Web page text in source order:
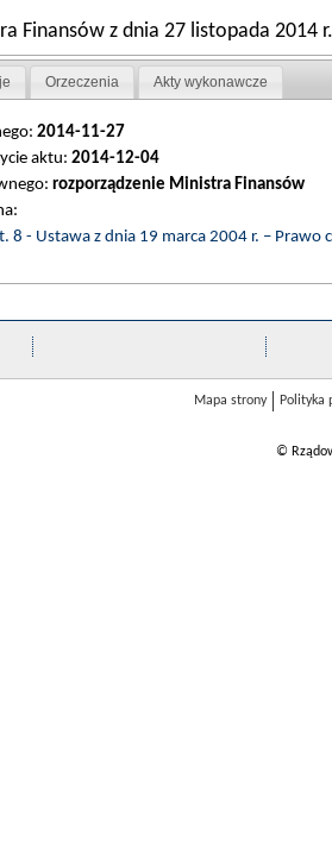
Finansów z dnia 27 listopada
Orzeczenia Akty wykonawcze
2014-11-27
aktu: 2014-12-04
rozporządzenie Ministra Finansów
8 - Ustawa z dnia 19 marca 2004 r. – Prawo
Mapa strony Polityka
©